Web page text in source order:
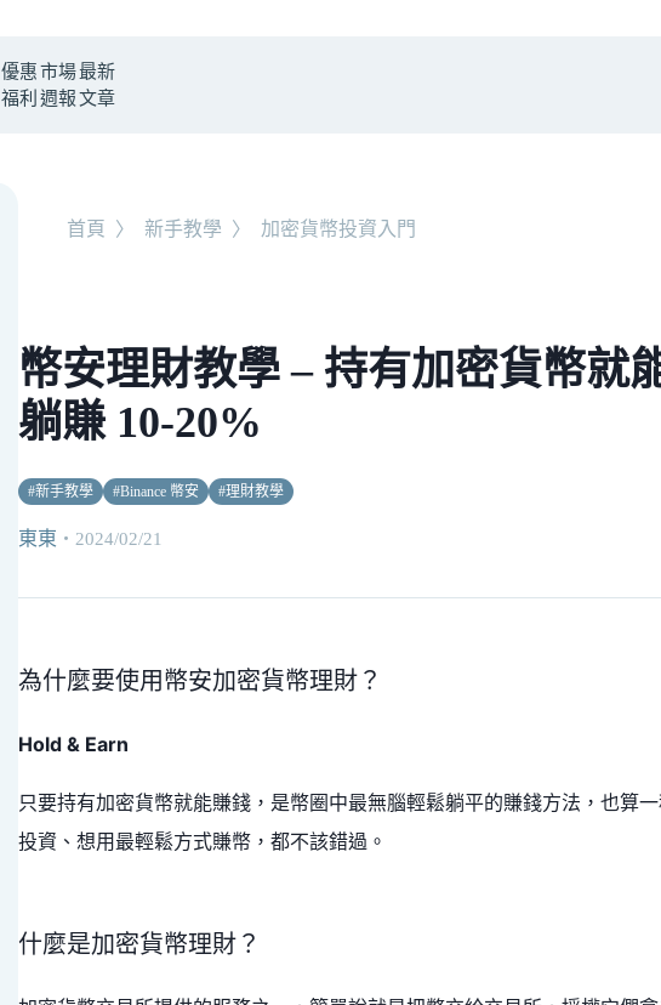
優惠
福利
市場
週報
最新
文章
首頁 〉 新手教學 〉 加密貨幣投資入門
幣安理財教學 – 持有加密貨幣就
躺賺 10-20%
#新手教學 #Binance 幣安 #理財教學
東東 ・ 2024/02/21
為什麼要使用幣安加密貨幣理財？
Hold & Earn
只要持有加密貨幣就能賺錢，是幣圈中最無腦輕鬆躺平的賺錢方法，也算
投資、想用最輕鬆方式賺幣，都不該錯過。
什麼是加密貨幣理財？